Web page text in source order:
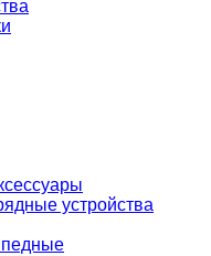
устройства